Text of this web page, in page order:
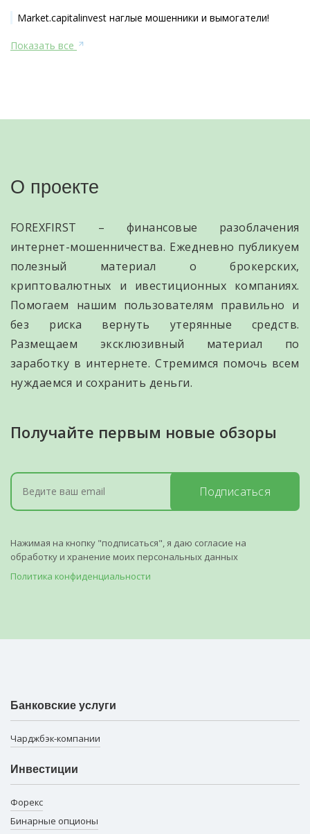
Market.capitalinvest наглые мошенники и вымогатели!
Показать все
О проекте
FOREXFIRST – финансовые разоблачения
интернет-мошенничества. Ежедневно публикуем
полезный материал о брокерских,
криптовалютных и ивестиционных компаниях.
Помогаем нашим пользователям правильно и
без риска вернуть утерянные средств.
Размещаем эксклюзивный материал по
заработку в интернете. Стремимся помочь всем
нуждаемся и сохранить деньги.
Получайте первым новые обзоры
Подписаться
Нажимая на кнопку "подписаться", я даю согласие на
обработку и хранение моих персональных данных
Политика конфиденциальности
Банковские услуги
Чарджбэк-компании
Инвестиции
Форекс
Бинарные опционы